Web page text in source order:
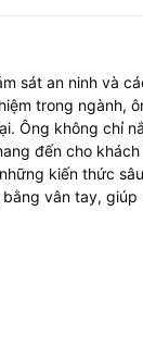
sát an ninh và
trong ngành,
Ông không chỉ
đến cho
kiến thức
vân tay,